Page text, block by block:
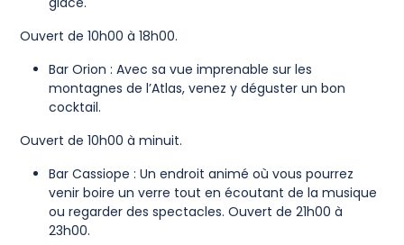
Ouvert de 10h00 à 18h00.
Bar Orion : Avec sa vue imprenable sur les
montagnes de l’Atlas, venez y déguster un bon
cocktail.
Ouvert de 10h00 à minuit.
Bar Cassiope : Un endroit animé où vous pourrez
venir boire un verre tout en écoutant de la musique
ou regarder des spectacles. Ouvert de 21h00 à
23h00.